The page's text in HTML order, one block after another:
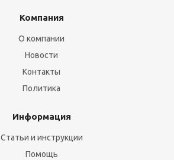
Компания
О компании
Новости
Контакты
Политика
Информация
Статьи и инструкции
Помощь